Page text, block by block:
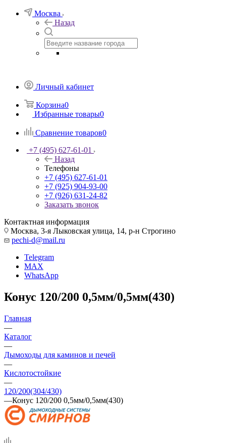
Москва
Назад
Личный кабинет
Корзина0
Избранные товары0
Сравнение товаров0
+7 (495) 627-61-01
Назад
Телефоны
+7 (495) 627-61-01
+7 (925) 904-93-00
+7 (926) 631-24-82
Заказать звонок
Контактная информация
Москва, 3-я Лыковская улица, 14, р-н Строгино
pechi-d@mail.ru
Telegram
MAX
WhatsApp
Конус 120/200 0,5мм/0,5мм(430)
Главная
—
Каталог
—
Дымоходы для каминов и печей
—
Кислотостойкие
—
120/200(304/430)
—Конус 120/200 0,5мм/0,5мм(430)